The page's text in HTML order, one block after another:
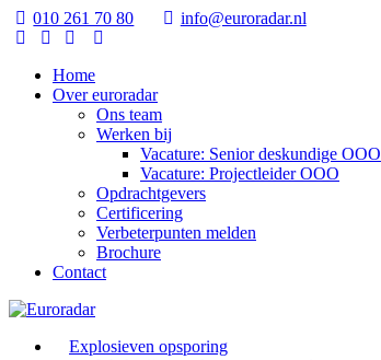
010 261 70 80 info@euroradar.nl
Home
Over euroradar
Ons team
Werken bij
Vacature: Senior deskundige OOO
Vacature: Projectleider OOO
Opdrachtgevers
Certificering
Verbeterpunten melden
Brochure
Contact
Explosieven opsporing